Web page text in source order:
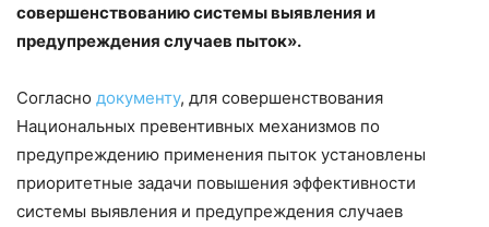
совершенствованию системы выявления и
предупреждения случаев пыток».
Согласно документу, для совершенствования
Национальных превентивных механизмов по
предупреждению применения пыток установлены
приоритетные задачи повышения эффективности
системы выявления и предупреждения случаев